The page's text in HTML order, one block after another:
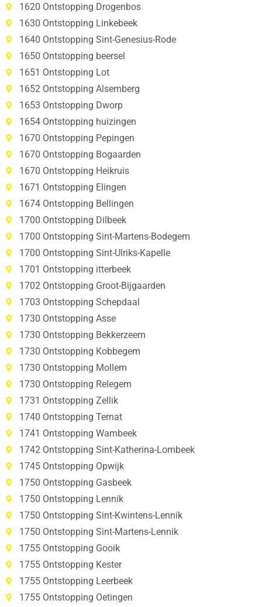
1620 Ontstopping Drogenbos
1630 Ontstopping Linkebeek
1640 Ontstopping Sint-Genesius-Rode
1650 Ontstopping beersel
1651 Ontstopping Lot
1652 Ontstopping Alsemberg
1653 Ontstopping Dworp
1654 Ontstopping huizingen
1670 Ontstopping Pepingen
1670 Ontstopping Bogaarden
1670 Ontstopping Heikruis
1671 Ontstopping Elingen
1674 Ontstopping Bellingen
1700 Ontstopping Dilbeek
1700 Ontstopping Sint-Martens-Bodegem
1700 Ontstopping Sint-Ulriks-Kapelle
1701 Ontstopping itterbeek
1702 Ontstopping Groot-Bijgaarden
1703 Ontstopping Schepdaal
1730 Ontstopping Asse
1730 Ontstopping Bekkerzeem
1730 Ontstopping Kobbegem
1730 Ontstopping Mollem
1730 Ontstopping Relegem
1731 Ontstopping Zellik
1740 Ontstopping Ternat
1741 Ontstopping Wambeek
1742 Ontstopping Sint-Katherina-Lombeek
1745 Ontstopping Opwijk
1750 Ontstopping Gasbeek
1750 Ontstopping Lennik
1750 Ontstopping Sint-Kwintens-Lennik
1750 Ontstopping Sint-Martens-Lennik
1755 Ontstopping Gooik
1755 Ontstopping Kester
1755 Ontstopping Leerbeek
1755 Ontstopping Oetingen